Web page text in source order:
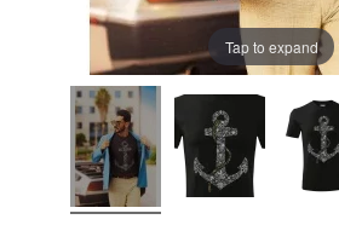
Tap to expand